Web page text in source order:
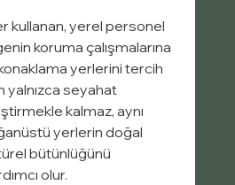
kullanan, yerel personel
koruma çalışmalarına
yerlerini tercih
yalnızca seyahat
kalmaz, aynı
yerlerin doğal
bütünlüğünü
olur.